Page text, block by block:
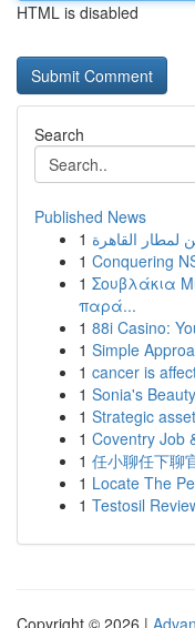
HTML is disabled
Search
Published News
1 القاهرة
1 Conquering
1 Σουβλάκια
παρά...
1 88i Casino:
1 Simple
1 cancer is
1 Sonia's
1 Strategic
1 Coventry Job
1 任小聊任下聊
1 Locate The
1 Testosil
Copyright © 2026 |